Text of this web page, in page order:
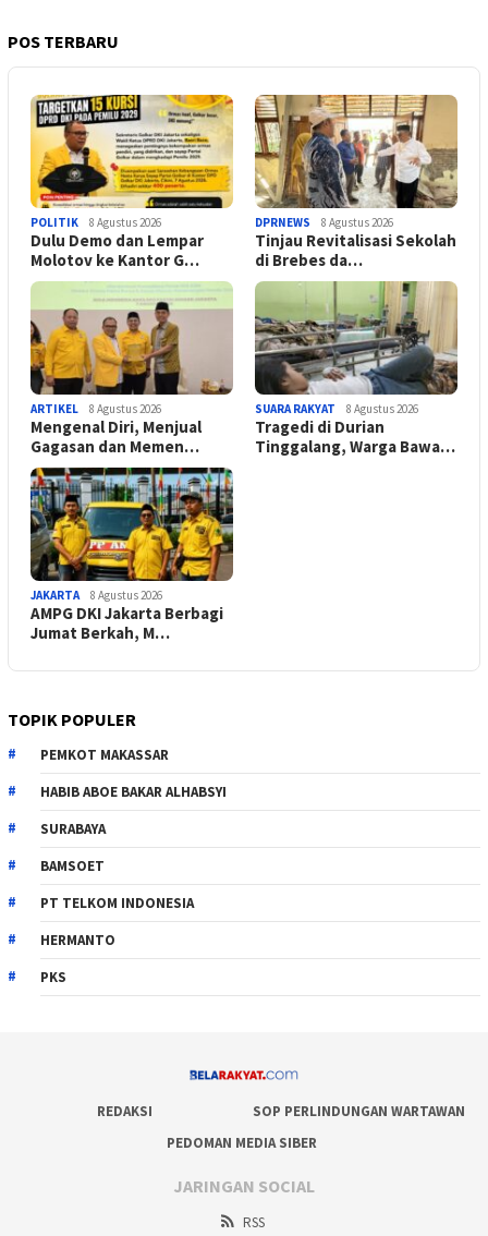
POS TERBARU
POLITIK 8 Agustus 2026
Dulu Demo dan Lempar
Molotov ke Kantor G…
DPRNEWS 8 Agustus 2026
Tinjau Revitalisasi Sekolah
di Brebes da…
ARTIKEL 8 Agustus 2026
Mengenal Diri, Menjual
Gagasan dan Memen…
SUARA RAKYAT 8 Agustus 2026
Tragedi di Durian
Tinggalang, Warga Bawa…
JAKARTA 8 Agustus 2026
AMPG DKI Jakarta Berbagi
Jumat Berkah, M…
TOPIK POPULER
PEMKOT MAKASSAR
HABIB ABOE BAKAR ALHABSYI
SURABAYA
BAMSOET
PT TELKOM INDONESIA
HERMANTO
PKS
REDAKSI
SOP PERLINDUNGAN WARTAWAN
PEDOMAN MEDIA SIBER
JARINGAN SOCIAL
RSS